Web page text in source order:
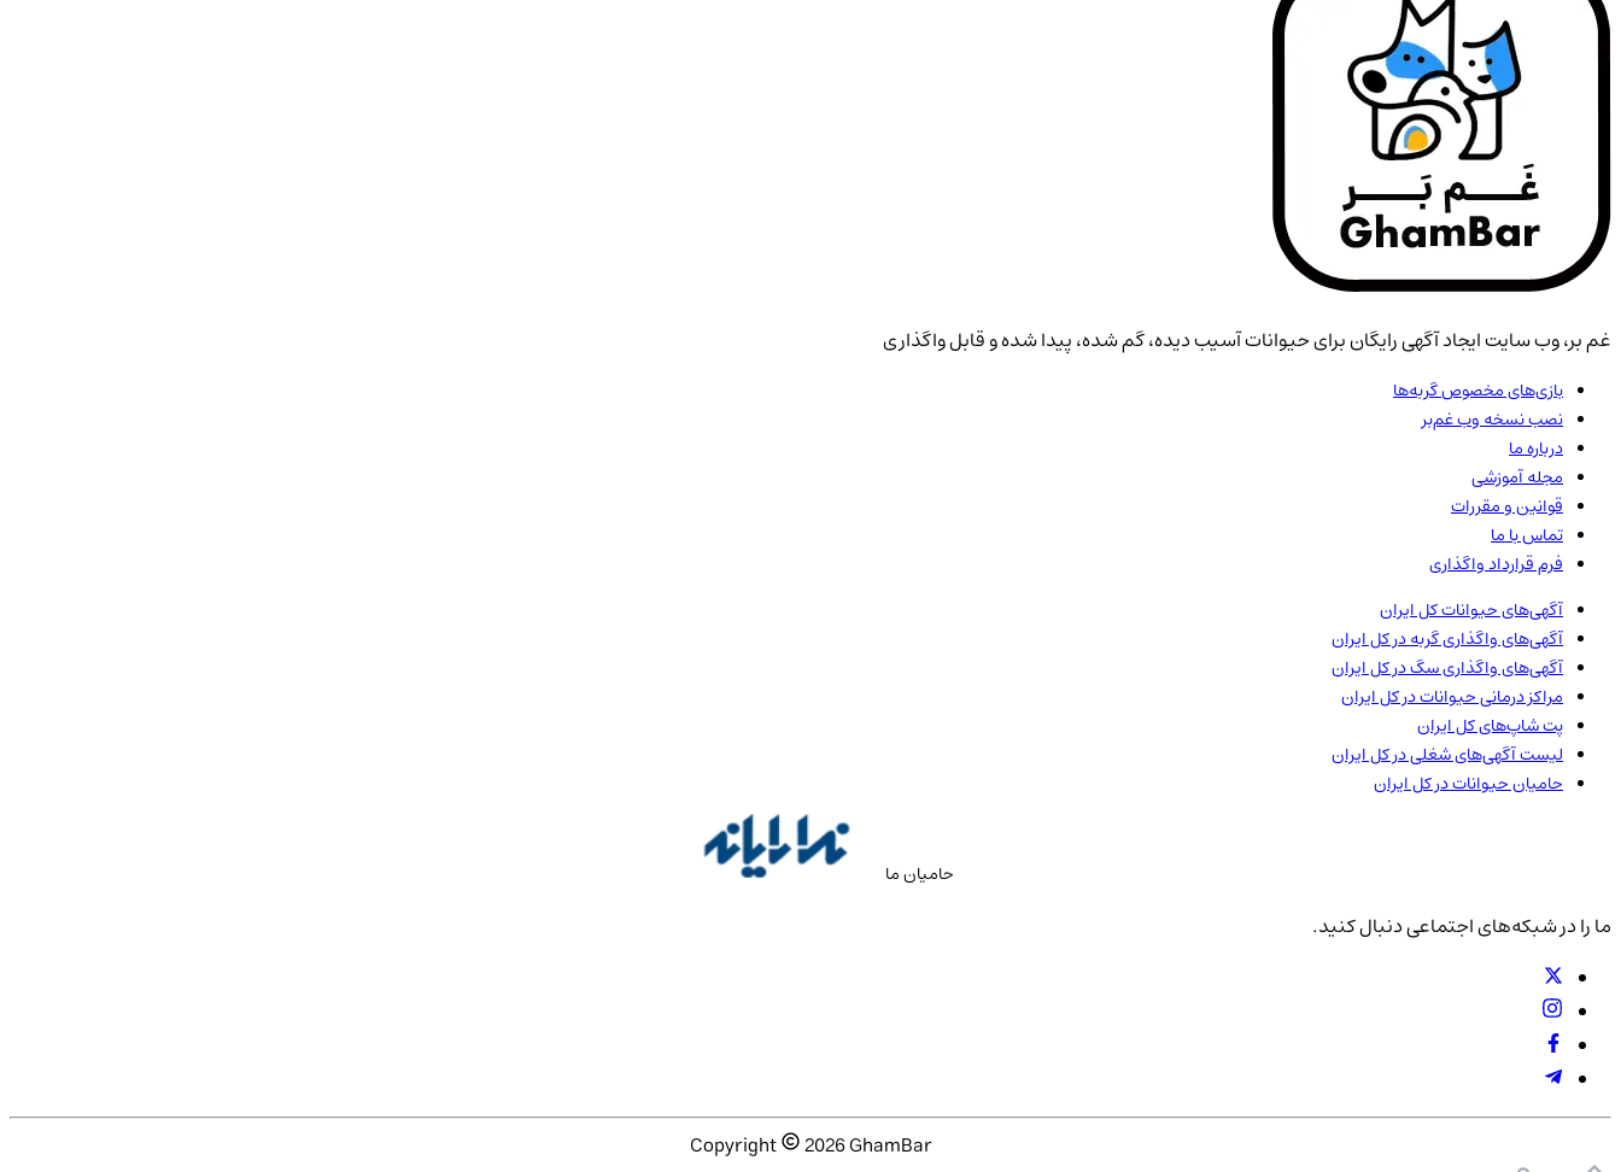
غم بر، وب سایت ایجاد آگهی رایگان برای حیوانات آسیب دیده، گم شده، پیدا شده و قابل واگذاری
بازی‌های مخصوص گربه‌ها
نصب نسخه وب غم‌بر
درباره ما
مجله آموزشی
قوانین و مقررات
تماس با ما
فرم قرارداد واگذاری
آگهی‌های حیواناتکل ایران
آگهی‌های واگذاری گربه درکل ایران
آگهی‌های واگذاری سگ درکل ایران
مراکز درمانی حیوانات درکل ایران
پت شاپ‌هایکل ایران
لیست آگهی‌های شغلی درکل ایران
حامیان حیوانات درکل ایران
حامیان ما
ما را در شبکه‌های اجتماعی دنبال کنید.
Copyright 2026GhamBar